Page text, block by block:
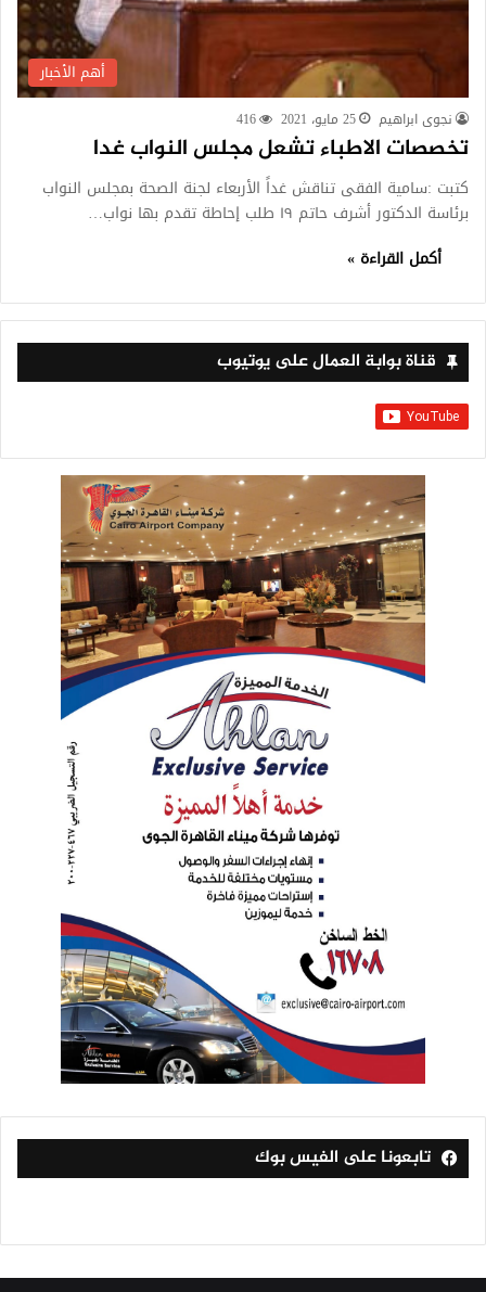
أهم الأخبار
نجوى ابراهيم 25 مايو، 2021 416
تخصصات الاطباء تشعل مجلس النواب غدا
كتبت :سامية الفقى تناقش غداً الأربعاء لجنة الصحة بمجلس النواب
برئاسة الدكتور أشرف حاتم ١٩ طلب إحاطة تقدم بها نواب…
أكمل القراءة »
قناة بوابة العمال على يوتيوب
تابعونا على الفيس بوك